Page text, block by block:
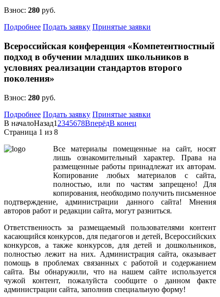
Взнос: 280 руб.
Подробнее Подать заявку Принятые заявки
Всероссийская конференция «Компетентностный
подход в обучении младших школьников в
условиях реализации стандартов второго
поколения»
Взнос: 280 руб.
Подробнее Подать заявку Принятые заявки
В началоНазад1 2345678ВперёдВ конец
Страница 1 из 8
Все
материалы помещенные на сайт,носят
лишь
ознакомительный характер. Права
на
размещенные работы принадлежат их авторам.
Копирование
любых материалов с сайта,
полностью, или по частям запрещено! Для
копирования, необходимо получить письменное
подтверждение,администрации данного сайта! Мнения
авторов работ и редакции сайта, могут разниться.
Ответственность
за размещаемый пользователями
контент
касающийся конкурсов, для педагогов и детей, Всероссийских
конкурсов, а также конкурсов, для детей и дошкольников,
полностью лежит на них. Администрация сайта, оказывает
помощь в проблемах связанных с работой и содержанием
сайта. Вы обнаружили, что на нашем сайте используется
чужой
контент, пожалуйста сообщите о данном
факте
администрации сайта, заполнив специальную форму!